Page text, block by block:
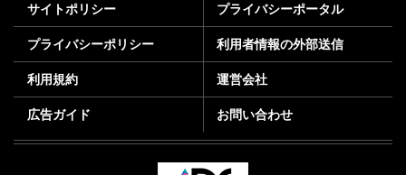
サイトポリシー プライバシーポータル
プライバシーポリシー 利用者情報の外部送信
利用規約 運営会社
広告ガイド お問い合わせ